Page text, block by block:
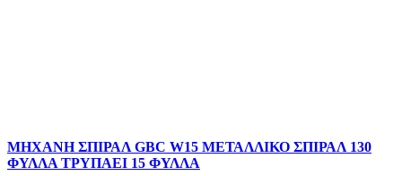
ΜΗΧΑΝΗ ΣΠΙΡΑΛ GBC W15 ΜΕΤΑΛΛΙΚΟ ΣΠΙΡΑΛ 130
ΦΥΛΛΑ ΤΡΥΠΑΕΙ 15 ΦΥΛΛΑ